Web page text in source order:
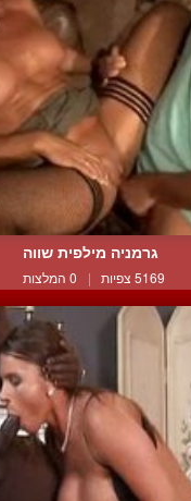
גרמניה מילפית שווה
5169 צפיות | 0 המלצות